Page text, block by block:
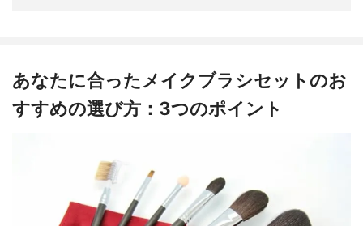
あなたに合ったメイクブラシセットのお
すすめの選び方：3つのポイント